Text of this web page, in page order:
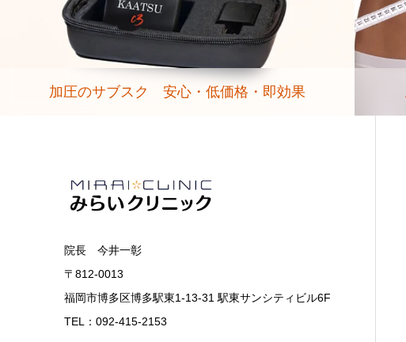
加圧のサブスク 安心・低価格・即効果
院長 今井一彰
〒812-0013
福岡市博多区博多駅東1-13-31 駅東サンシティビル6F
TEL：092-415-2153